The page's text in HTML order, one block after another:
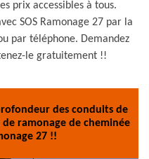
prix accessibles à tous.
SOS Ramonage 27 par la
par téléphone. Demandez
le gratuitement !!
des conduits de
ramonage de cheminée
27 !!